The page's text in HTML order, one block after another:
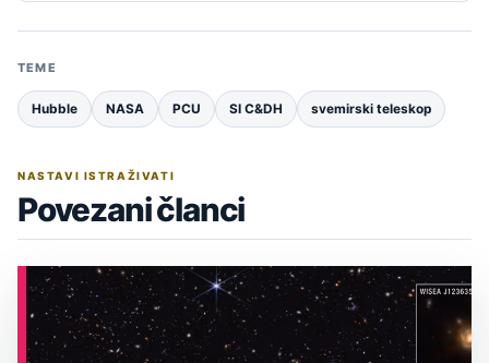
TEME
Hubble NASA PCU SI C&DH svemirski teleskop
NASTAVI ISTRAŽIVATI
Povezani članci